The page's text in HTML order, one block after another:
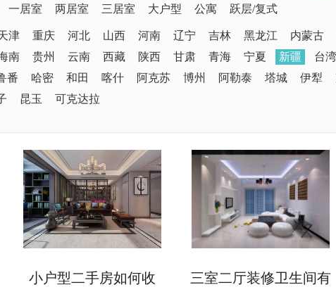
一居室 两居室 三居室 大户型 公寓 跃层/复式
津 重庆 河北 山西 河南 辽宁 吉林 黑龙江 内蒙古
南 贵州 云南 西藏 陕西 甘肃 青海 宁夏 新疆 台湾
番 哈密 和田 喀什 阿克苏 博州 阿勒泰 塔城 伊犁
昆玉 可克达拉
小户型二手房如何收
三室二厅装修卫生间有